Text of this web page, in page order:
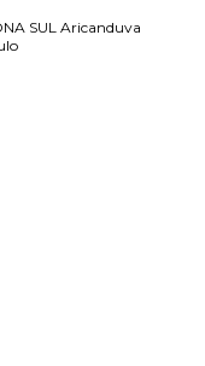
SUL Aricanduva